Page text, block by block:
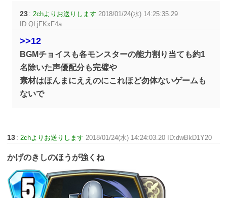
23 :2chよりお送りします 2018/01/24(水) 14:25:35.29
ID:QLjFKxF4a
>>12
BGMチョイスも各モンスターの能力割り当ても約1
名除いた声優配分も完璧や
素材はほんまにええのにこれほど勿体ないゲームも
ないで
13 :2chよりお送りします 2018/01/24(水) 14:24:03.20 ID:dwBkD1Y20
かげのきしのほうが強くね